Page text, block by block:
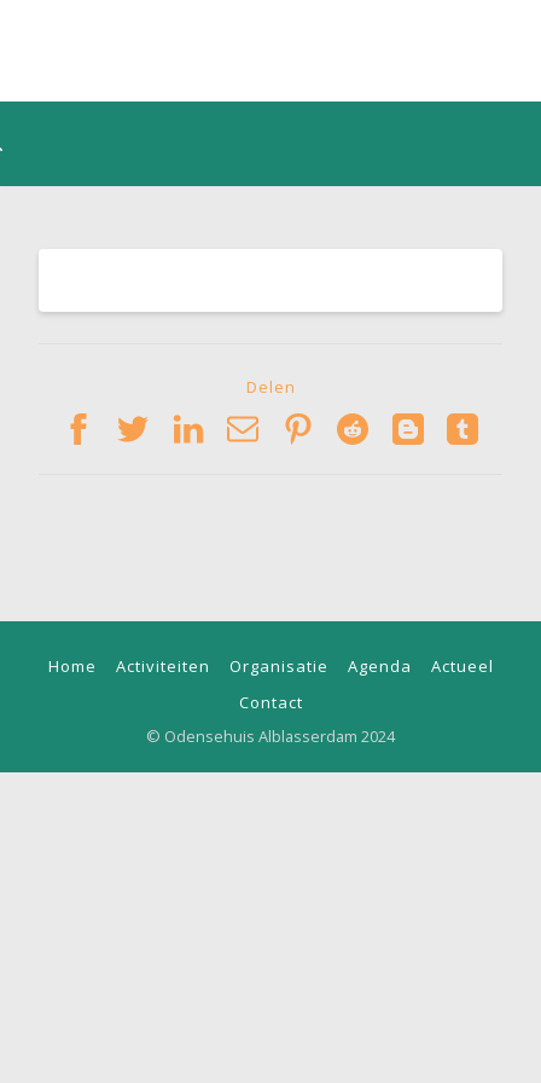
Delen
Home Activiteiten Organisatie Agenda
Actueel
Contact
© Odensehuis Alblasserdam 2024